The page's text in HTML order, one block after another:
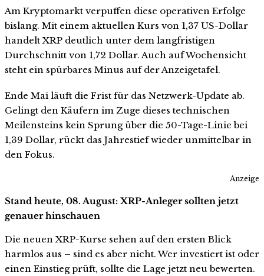
Am Kryptomarkt verpuffen diese operativen Erfolge
bislang. Mit einem aktuellen Kurs von 1,37 US-Dollar
handelt XRP deutlich unter dem langfristigen
Durchschnitt von 1,72 Dollar. Auch auf Wochensicht
steht ein spürbares Minus auf der Anzeigetafel.
Ende Mai läuft die Frist für das Netzwerk-Update ab.
Gelingt den Käufern im Zuge dieses technischen
Meilensteins kein Sprung über die 50-Tage-Linie bei
1,39 Dollar, rückt das Jahrestief wieder unmittelbar in
den Fokus.
Anzeige
Stand heute, 08. August: XRP-Anleger sollten jetzt
genauer hinschauen
Die neuen XRP-Kurse sehen auf den ersten Blick
harmlos aus – sind es aber nicht. Wer investiert ist oder
einen Einstieg prüft, sollte die Lage jetzt neu bewerten.